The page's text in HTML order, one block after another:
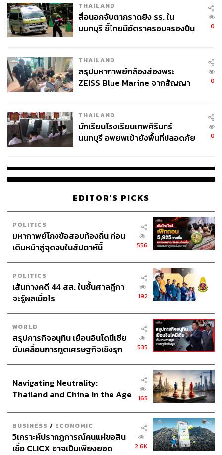
THAILAND
สื่อนอกจับตากราดยิง รร. ใน
นนทบุรี ชี้ไทยมีอัตราครอบครองปืน
0
THAILAND
สรุปมหากาพย์กล้องส่องพระ
ZEISS Blue Marine จากสัญญา
จ่ายหนี้-แอบระบุแบรนด์
0
THAILAND
นักเรียนโรงเรียนเทพศิรินทร์
นนทบุรี อพยพเข้ายังพื้นที่ปลอดภัย
0
EDITOR'S PICKS
POLITICS
มหากาพย์โกงข้อสอบท้องถิ่น ก่อน
เดินหน้าสู่จุดจบในสัปดาห์นี้
556
POLITICS
เส้นทางคดี 44 สส. ในชั้นศาลฎีกา
จะรู้ผลเมื่อไร
192
WORLD
สรุปภารกิจอนุทิน เยือนอินโดนีเซีย
ขับเคลื่อนการทูตเศรษฐกิจเชิงรุก
535
Navigating Neutrality:
Thailand and China in the Age
165
BUSINESS / ECONOMIC
วิเคราะห์ปรากฏการณ์คนแห่ขอสิน
เชื่อ CLICX อาจเป็นเพียงยอด
2.6K